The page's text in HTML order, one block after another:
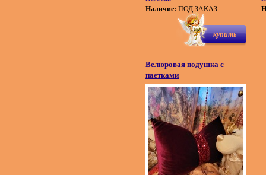
Наличие: ПОД ЗАКАЗ
купить
Велюровая подушка с
паетками